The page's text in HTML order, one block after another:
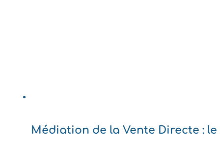
Médiation de la Vente Directe :